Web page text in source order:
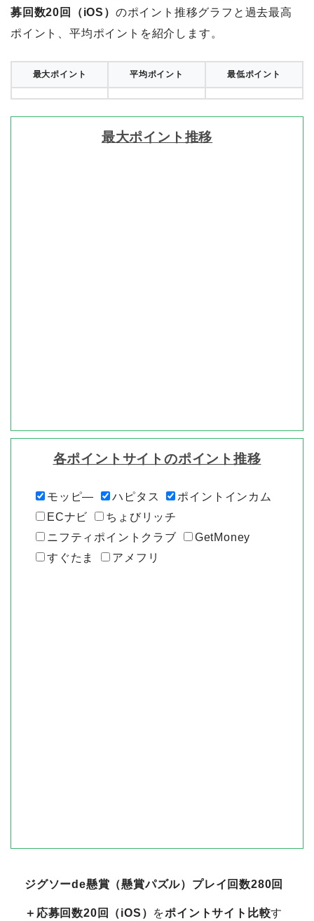
募回数20回（iOS） のポイント推移グラフと過去最高
ポイント、平均ポイントを紹介します。
最大ポイント 平均ポイント 最低ポイント
最大ポイント推移
各ポイントサイトのポイント推移
モッピ― ハピタス
ポイントインカム
ECナビ
ちょびリッチ
ニフティポイントクラブ
GetMoney
すぐたま
アメフリ
ジグソーde懸賞（懸賞パズル）プレイ回数280回
＋応募回数20回（iOS） をポイントサイト比較す